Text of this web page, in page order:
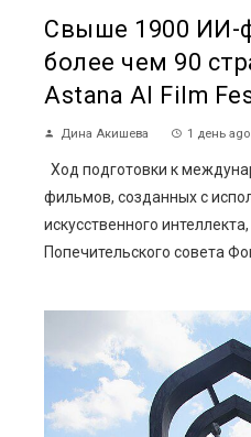
Свыше 1900 ИИ-
более чем 90
Astana AI Film
Дина Акишева 1 день ago
Ход подготовки к
фильмов, созданных с
искусственного
Попечительского совета